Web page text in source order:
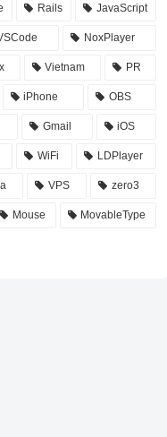
Rails JavaScript
NoxPlayer
Vietnam PR
iPhone OBS
Gmail iOS
WiFi LDPlayer
VPS zero3
Mouse MovableType